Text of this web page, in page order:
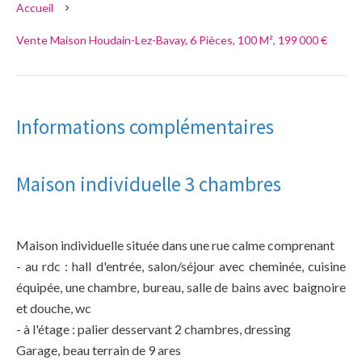
Accueil
Vente Maison Houdain-Lez-Bavay, 6 Pièces, 100 M², 199 000 €
Informations complémentaires
Maison individuelle 3 chambres
Maison individuelle située dans une rue calme comprenant
- au rdc : hall d'entrée, salon/séjour avec cheminée, cuisine
équipée, une chambre, bureau, salle de bains avec baignoire
et douche, wc
- à l'étage : palier desservant 2 chambres, dressing
Garage, beau terrain de 9 ares